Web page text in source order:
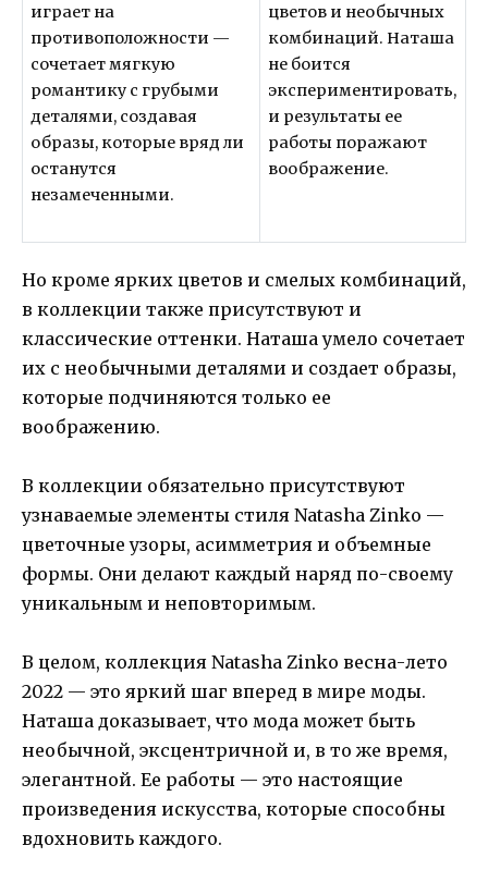
играет на
противоположности —
сочетает мягкую
романтику с грубыми
деталями, создавая
образы, которые вряд ли
останутся
незамеченными.
цветов и необычных
комбинаций. Наташа
не боится
экспериментировать,
и результаты ее
работы поражают
воображение.
Но кроме ярких цветов и смелых комбинаций,
в коллекции также присутствуют и
классические оттенки. Наташа умело сочетает
их с необычными деталями и создает образы,
которые подчиняются только ее
воображению.
В коллекции обязательно присутствуют
узнаваемые элементы стиля Natasha Zinko —
цветочные узоры, асимметрия и объемные
формы. Они делают каждый наряд по-своему
уникальным и неповторимым.
В целом, коллекция Natasha Zinko весна-лето
2022 — это яркий шаг вперед в мире моды.
Наташа доказывает, что мода может быть
необычной, эксцентричной и, в то же время,
элегантной. Ее работы — это настоящие
произведения искусства, которые способны
вдохновить каждого.